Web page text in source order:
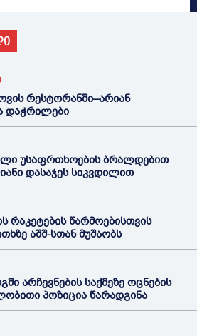
რესტორანში–არიან
დაჭრილები
უსაფრთხოების ბრალდებით
დასაჯეს სიკვდილით
რაკეტების წარმოებისთვის
აშშ-სთან მუშაობს
არჩევნების საქმეზე ოცნების
პოზიცია წარადგინა